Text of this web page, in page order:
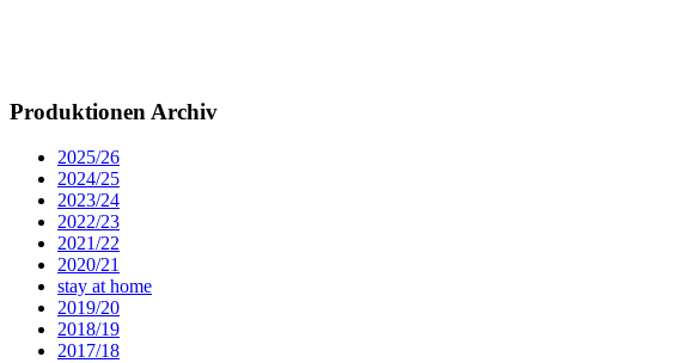
Produktionen Archiv
2025/26
2024/25
2023/24
2022/23
2021/22
2020/21
stay at home
2019/20
2018/19
2017/18